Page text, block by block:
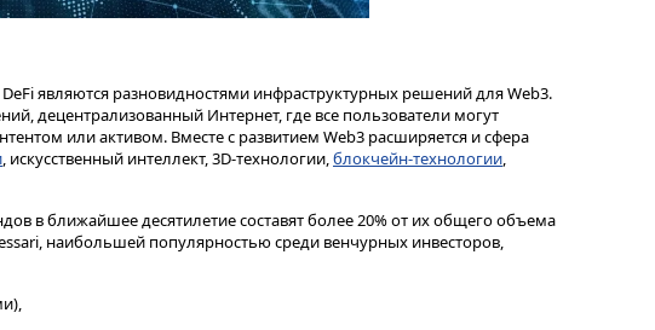
являются разновидностями инфраструктурных решений для Web3.
децентрализованный Интернет, где все пользователи могут
или активом. Вместе с развитием Web3 расширяется и сфера
, искусственный интеллект, 3D-технологии,блокчейн-технологии,
в ближайшее десятилетие составят более 20% от их общего объема
наибольшей популярностью среди венчурных инвесторов,